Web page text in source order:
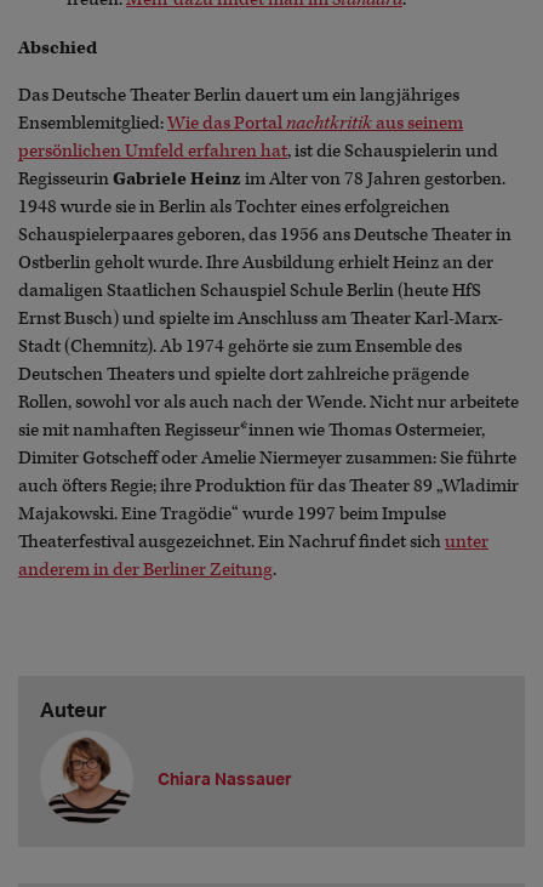
Abschied
Das Deutsche Theater Berlin dauert um ein langjähriges
Ensemblemitglied:Wie das Portalnachtkritikaus seinem
persönlichen Umfeld erfahren hat, ist die Schauspielerin und
RegisseurinGabriele Heinz im Alter von 78 Jahren gestorben.
1948 wurde sie in Berlin als Tochter eines erfolgreichen
Schauspielerpaares geboren, das 1956 ans Deutsche Theater in
Ostberlin geholt wurde. Ihre Ausbildung erhielt Heinz an der
damaligen Staatlichen Schauspiel Schule Berlin (heute HfS
Ernst Busch) und spielte im Anschluss am Theater Karl-Marx-
Stadt (Chemnitz). Ab 1974 gehörte sie zum Ensemble des
Deutschen Theaters und spielte dort zahlreiche prägende
Rollen, sowohl vor als auch nach der Wende. Nicht nur arbeitete
sie mit namhaften Regisseur*innen wie Thomas Ostermeier,
Dimiter Gotscheff oder Amelie Niermeyer zusammen: Sie führte
auch öfters Regie; ihre Produktion für das Theater 89 „Wladimir
Majakowski. Eine Tragödie“ wurde 1997 beim Impulse
Theaterfestival ausgezeichnet. Ein Nachruf findet sichunter
anderem in der Berliner Zeitung.
Auteur
Chiara Nassauer